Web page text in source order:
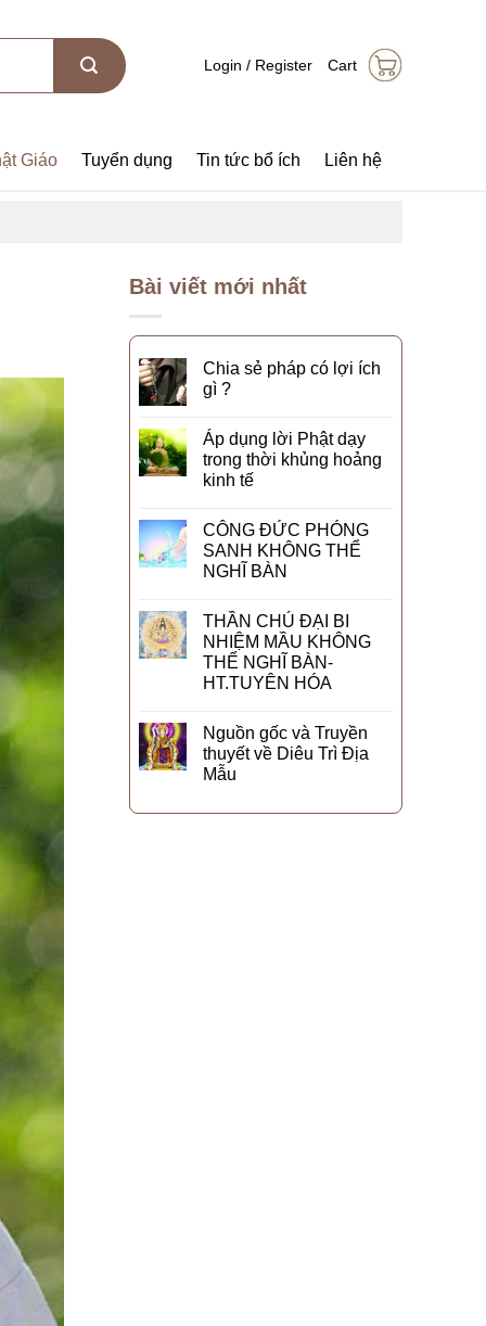
Login / Register Cart
Giáo Tuyển dụng Tin tức bổ ích Liên hệ
Bài viết mới nhất
Chia sẻ pháp có lợi ích
gì ?
Áp dụng lời Phật dạy
trong thời khủng hoảng
kinh tế
CÔNG ĐỨC PHÓNG
SANH KHÔNG THỂ
NGHĨ BÀN
THẦN CHÚ ĐẠI BI
NHIỆM MẦU KHÔNG
THỂ NGHĨ BÀN-
HT.TUYÊN HÓA
Nguồn gốc và Truyền
thuyết về Diêu Trì Địa
Mẫu